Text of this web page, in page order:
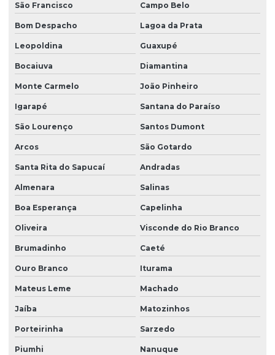
São Francisco Campo Belo
Bom Despacho Lagoa da Prata
Leopoldina Guaxupé
Bocaiuva Diamantina
Monte Carmelo João Pinheiro
Igarapé Santana do Paraíso
São Lourenço Santos Dumont
Arcos São Gotardo
Santa Rita do Sapucaí Andradas
Almenara Salinas
Boa Esperança Capelinha
Oliveira Visconde do Rio Branco
Brumadinho Caeté
Ouro Branco Iturama
Mateus Leme Machado
Jaíba Matozinhos
Porteirinha Sarzedo
Piumhi Nanuque